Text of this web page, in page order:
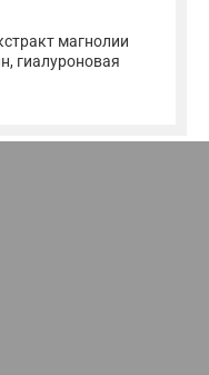
магнолии
гиалуроновая